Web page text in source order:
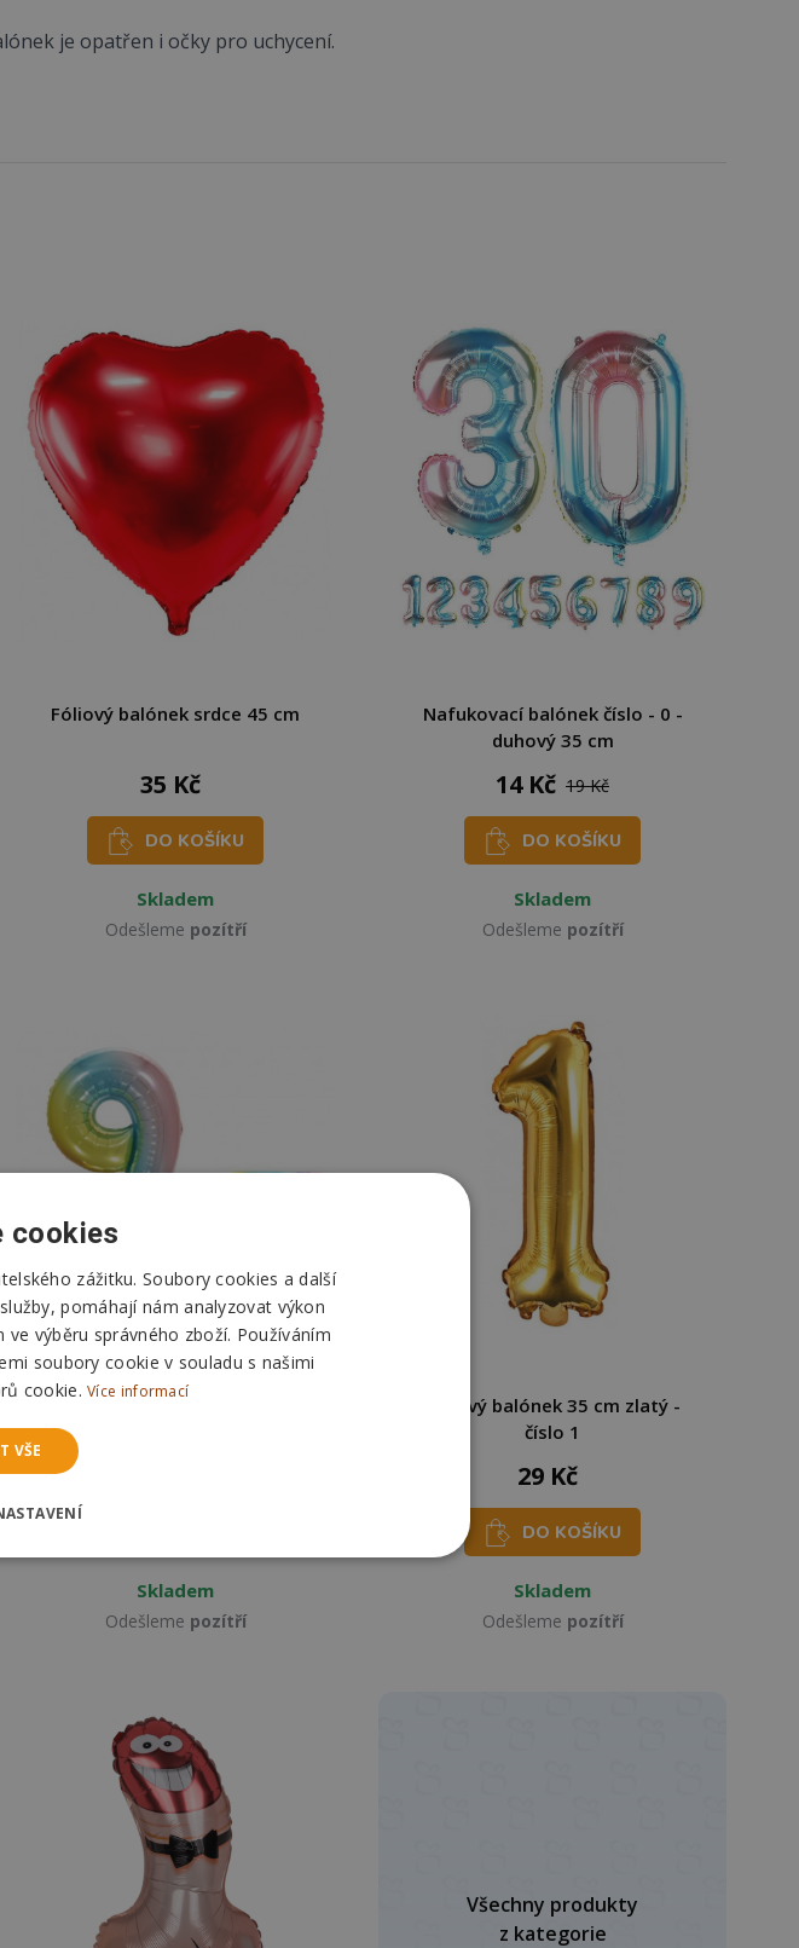
je opatřen i očky pro uchycení.
Fóliový balónek srdce 45 cm
35 Kč
DO KOŠÍKU
Skladem
Odešleme pozítří
Nafukovací balónek číslo - 0 -
duhový 35 cm
14 Kč 19 Kč
DO KOŠÍKU
Skladem
Odešleme pozítří
Wiky Balónek nafukovací 80 cm
Skladem
Odešleme pozítří
Fóliový balónek 35 cm zlatý -
číslo 1
29 Kč
DO KOŠÍKU
Skladem
Odešleme pozítří
Všechny produkty
z kategorie
cookies
zážitku. Soubory cookies a další
pomáhají nám analyzovat výkon
výběru správného zboží. Používáním
soubory cookie v souladu s našimi
cookie.Více informací
VŠE